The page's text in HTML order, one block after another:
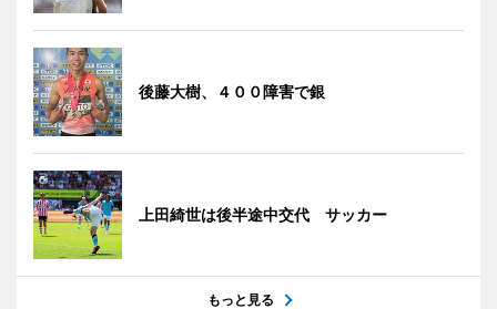
後藤大樹、４００障害で銀
上田綺世は後半途中交代 サッカー
もっと見る